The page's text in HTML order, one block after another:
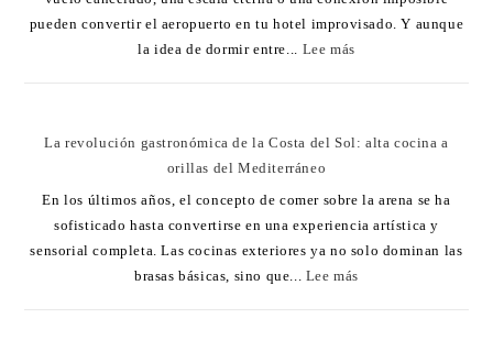
pueden convertir el aeropuerto en tu hotel improvisado. Y aunque
la idea de dormir entre... Lee más
La revolución gastronómica de la Costa del Sol: alta cocina a
orillas del Mediterráneo
En los últimos años, el concepto de comer sobre la arena se ha
sofisticado hasta convertirse en una experiencia artística y
sensorial completa. Las cocinas exteriores ya no solo dominan las
brasas básicas, sino que... Lee más